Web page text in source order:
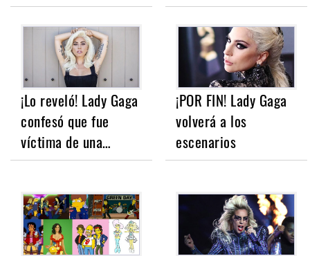
¡Lo reveló! Lady Gaga
confesó que fue
víctima de una…
¡POR FIN! Lady Gaga
volverá a los
escenarios